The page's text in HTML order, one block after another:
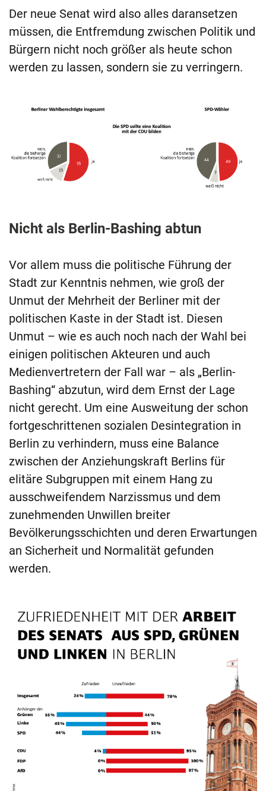
Der neue Senat wird also alles daransetzen
müssen, die Entfremdung zwischen Politik und
Bürgern nicht noch größer als heute schon
werden zu lassen, sondern sie zu verringern.
Nicht als Berlin-Bashing abtun
Vor allem muss die politische Führung der
Stadt zur Kenntnis nehmen, wie groß der
Unmut der Mehrheit der Berliner mit der
politischen Kaste in der Stadt ist. Diesen
Unmut – wie es auch noch nach der Wahl bei
einigen politischen Akteuren und auch
Medienvertretern der Fall war – als „Berlin-
Bashing“ abzutun, wird dem Ernst der Lage
nicht gerecht. Um eine Ausweitung der schon
fortgeschrittenen sozialen Desintegration in
Berlin zu verhindern, muss eine Balance
zwischen der Anziehungskraft Berlins für
elitäre Subgruppen mit einem Hang zu
ausschweifendem Narzissmus und dem
zunehmenden Unwillen breiter
Bevölkerungsschichten und deren Erwartungen
an Sicherheit und Normalität gefunden
werden.